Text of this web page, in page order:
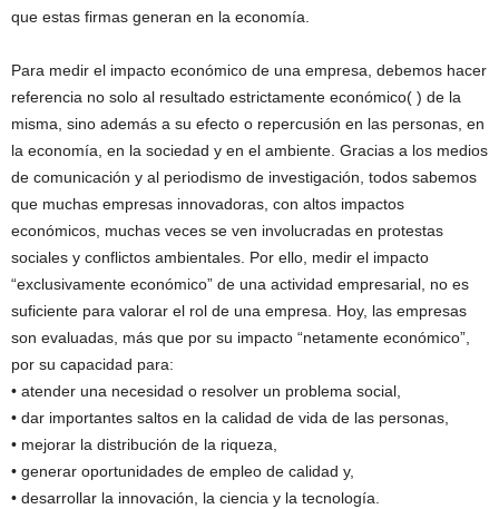
que estas firmas generan en la economía.
Para medir el impacto económico de una empresa, debemos hacer
referencia no solo al resultado estrictamente económico( ) de la
misma, sino además a su efecto o repercusión en las personas, en
la economía, en la sociedad y en el ambiente. Gracias a los medios
de comunicación y al periodismo de investigación, todos sabemos
que muchas empresas innovadoras, con altos impactos
económicos, muchas veces se ven involucradas en protestas
sociales y conflictos ambientales. Por ello, medir el impacto
“exclusivamente económico” de una actividad empresarial, no es
suficiente para valorar el rol de una empresa. Hoy, las empresas
son evaluadas, más que por su impacto “netamente económico”,
por su capacidad para:
• atender una necesidad o resolver un problema social,
• dar importantes saltos en la calidad de vida de las personas,
• mejorar la distribución de la riqueza,
• generar oportunidades de empleo de calidad y,
• desarrollar la innovación, la ciencia y la tecnología.